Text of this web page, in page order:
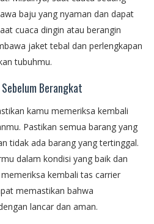
baju yang nyaman dan dapat
cuaca dingin atau berangin
jaket tebal dan perlengkapan
tubuhmu.
Berangkat
kamu memeriksa kembali
Pastikan semua barang yang
tidak ada barang yang tertinggal.
dalam kondisi yang baik dan
kembali tas carrier
memastikan bahwa
lancar dan aman.